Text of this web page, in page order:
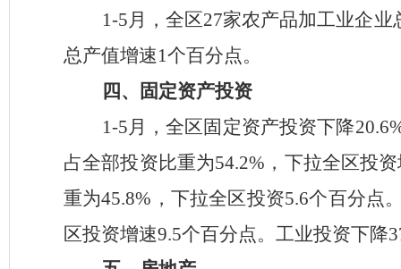
1-5月 ，全区27家农产品加工业企业
总产值增速1个百分点。
四、
固定资产投资
1-5月，全区固定资产投资下降20.6
占全部投资比重为54.2% ，下拉全区投
重为45.8% ，下拉全区投资5.6个百分点
区投资增速9.5个百分点。 工业投资下降